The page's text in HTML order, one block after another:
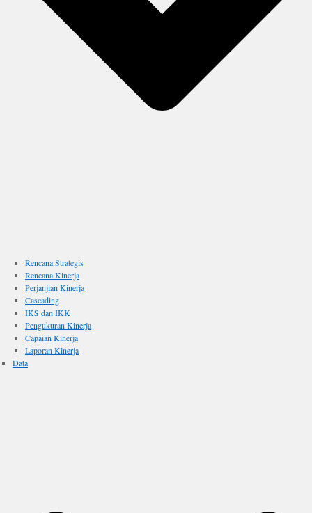
Rencana Strategis
Rencana Kinerja
Perjanjian Kinerja
Cascading
IKS dan IKK
Pengukuran Kinerja
Capaian Kinerja
Laporan Kinerja
Data